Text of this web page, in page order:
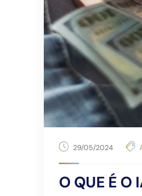
29/05/2024
O QUE É O